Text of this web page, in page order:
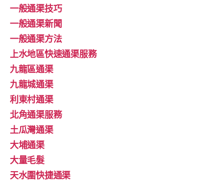
一般通渠技巧
一般通渠新聞
一般通渠方法
上水地區快速通渠服務
九龍區通渠
九龍城通渠
利東村通渠
北角通渠服務
土瓜灣通渠
大埔通渠
大量毛髮
天水圍快捷通渠